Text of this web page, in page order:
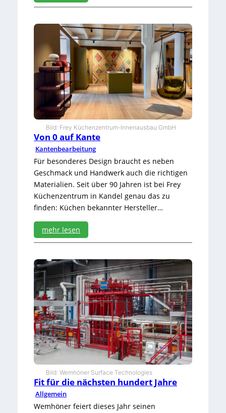
:
o
r
o
e
h
o
c
h
i
n
s
Bild: Frey Küchenzentrum-Innenausbau GmbH
Von 0 auf Kante
Kantenbearbeitung
Für besonderes Design braucht es neben
Geschmack und Handwerk auch die richtigen
Materialien. Seit über 90 Jahren ist bei Frey
Küchenzentrum in Kandel genau das zu
finden: Küchen bekannter Hersteller…
mehr lesen
:
o
n
0
a
u
f
K
a
n
t
e
Bild: Wemhöner Surface Technologies
Fit für die nächsten hundert Jahre
Allgemein
Wemhöner feiert dieses Jahr seinen